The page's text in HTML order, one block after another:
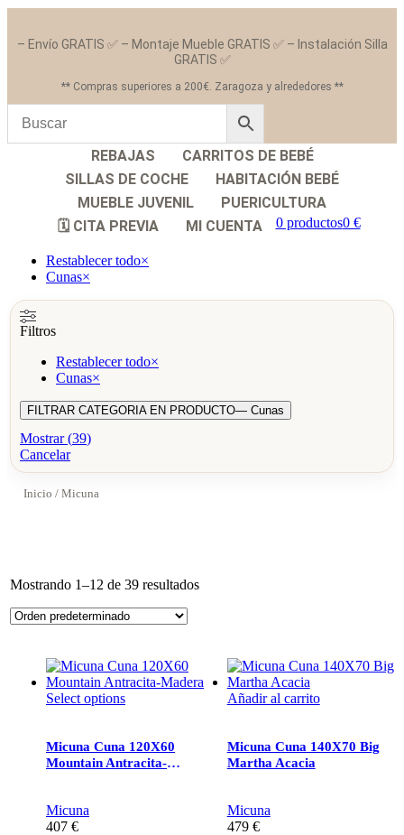
– Envío GRATIS ✅ – Montaje Mueble GRATIS ✅ – Instalación Silla
GRATIS ✅
** Compras superiores a 200€. Zaragoza y alrededores **
REBAJAS
CARRITOS DE BEBÉ
SILLAS DE COCHE
HABITACIÓN BEBÉ
MUEBLE JUVENIL
PUERICULTURA
🗓️ CITA PREVIA
MI CUENTA 0 productos0 €
Restablecer todo×
Cunas×
Filtros
Restablecer todo×
Cunas×
FILTRAR CATEGORIA EN PRODUCTO— Cunas
Mostrar(39)
Cancelar
Inicio / Micuna
Mostrando 1–12 de 39 resultados
Select options
Micuna Cuna 120X60
Mountain Antracita-
Micuna
407 €
Añadir al carrito
Micuna Cuna 140X70 Big
Martha Acacia
Micuna
479 €